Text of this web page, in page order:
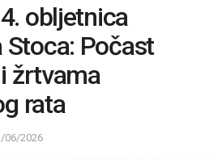
obljetnica
Počast
žrtvama
rata
06/2026